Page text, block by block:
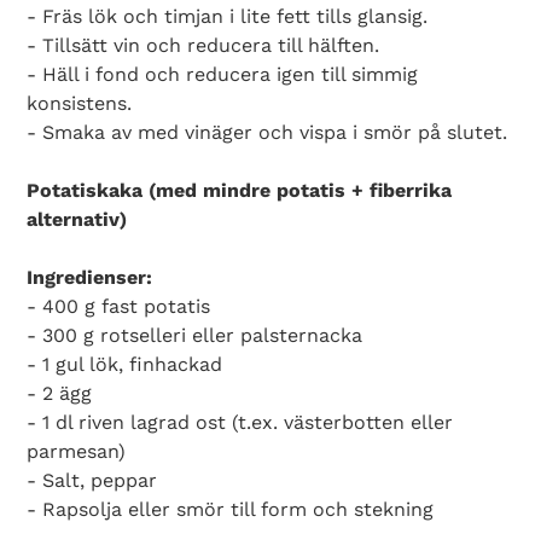
- Fräs lök och timjan i lite fett tills glansig.
- Tillsätt vin och reducera till hälften.
- Häll i fond och reducera igen till simmig
konsistens.
- Smaka av med vinäger och vispa i smör på slutet.
Potatiskaka (med mindre potatis + fiberrika
alternativ)
Ingredienser:
- 400 g fast potatis
- 300 g rotselleri eller palsternacka
- 1 gul lök, finhackad
- 2 ägg
- 1 dl riven lagrad ost (t.ex. västerbotten eller
parmesan)
- Salt, peppar
- Rapsolja eller smör till form och stekning